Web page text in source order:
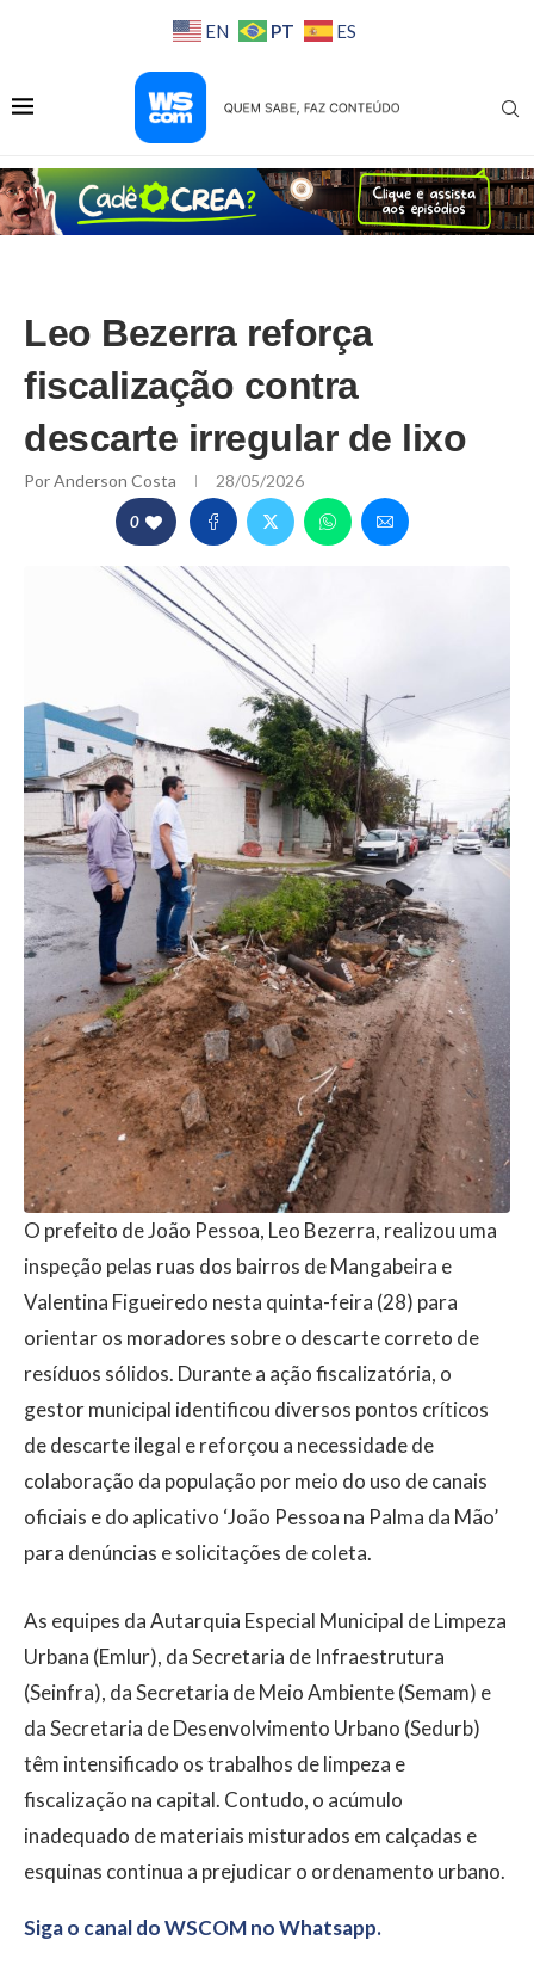
EN PT ES
Leo Bezerra reforça
fiscalização contra
descarte irregular de lixo
PorAnderson Costa 28/05/2026
0
O prefeito de João Pessoa, Leo Bezerra, realizou uma
inspeção pelas ruas dos bairros de Mangabeira e
Valentina Figueiredo nesta quinta-feira (28) para
orientar os moradores sobre o descarte correto de
resíduos sólidos. Durante a ação fiscalizatória, o
gestor municipal identificou diversos pontos críticos
de descarte ilegal e reforçou a necessidade de
colaboração da população por meio do uso de canais
oficiais e do aplicativo ‘João Pessoa na Palma da Mão’
para denúncias e solicitações de coleta.
As equipes da Autarquia Especial Municipal de Limpeza
Urbana (Emlur), da Secretaria de Infraestrutura
(Seinfra), da Secretaria de Meio Ambiente (Semam) e
da Secretaria de Desenvolvimento Urbano (Sedurb)
têm intensificado os trabalhos de limpeza e
fiscalização na capital. Contudo, o acúmulo
inadequado de materiais misturados em calçadas e
esquinas continua a prejudicar o ordenamento urbano.
Siga o canal do WSCOM no Whatsapp.